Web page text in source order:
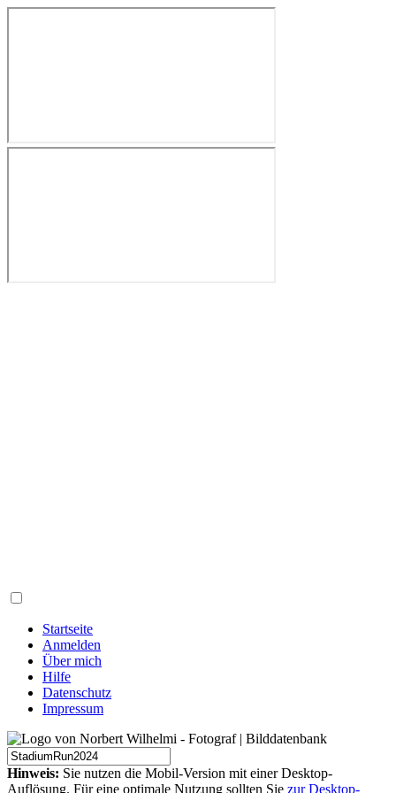
Startseite
Anmelden
Über mich
Hilfe
Datenschutz
Impressum
Hinweis: Sie nutzen die Mobil-Version mit einer Desktop-
Auflösung. Für eine optimale Nutzung sollten Sie zur Desktop-